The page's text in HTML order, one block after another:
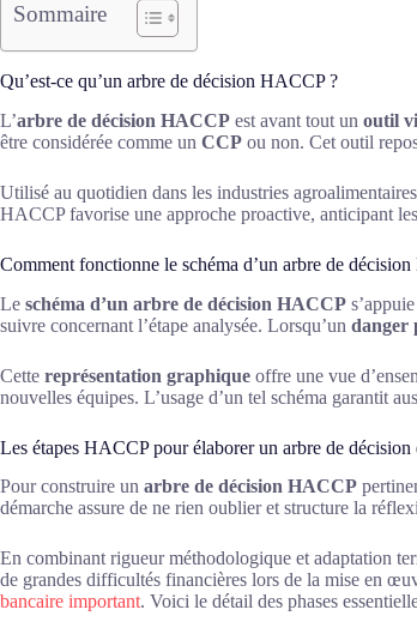
Sommaire
Qu’est-ce qu’un arbre de décision HACCP ?
L’arbre de décision HACCP est avant tout un outil
être considérée comme un CCP ou non. Cet outil
Utilisé au quotidien dans les industries
HACCP favorise une approche proactive, anticipant
Comment fonctionne le schéma d’un arbre de
Le schéma d’un arbre de décision HACCP
suivre concernant l’étape analysée. Lorsqu’un danger
Cette représentation graphique offre une vue
nouvelles équipes. L’usage d’un tel schéma garantit
Les étapes HACCP pour élaborer un arbre de décision
Pour construire un arbre de décision HACCP
démarche assure de ne rien oublier et structure la
En combinant rigueur méthodologique et adaptation
de grandes difficultés financières lors de la mise en
bancaire important. Voici le détail des phases